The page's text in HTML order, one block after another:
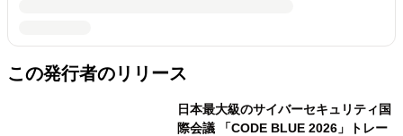
この発行者のリリース
日本最大級のサイバーセキュリティ国
際会議 「CODE BLUE 2026」トレー